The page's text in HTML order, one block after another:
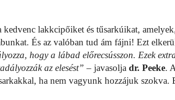
lakkcipőiket és tűsarkúikat,
És az valóban tud ám fájni! Ezt
hogy a lábad előrecsússzon. Ezek
az elesést” – javasolja dr. Peeke.
ha nem vagyunk hozzájuk szokva.